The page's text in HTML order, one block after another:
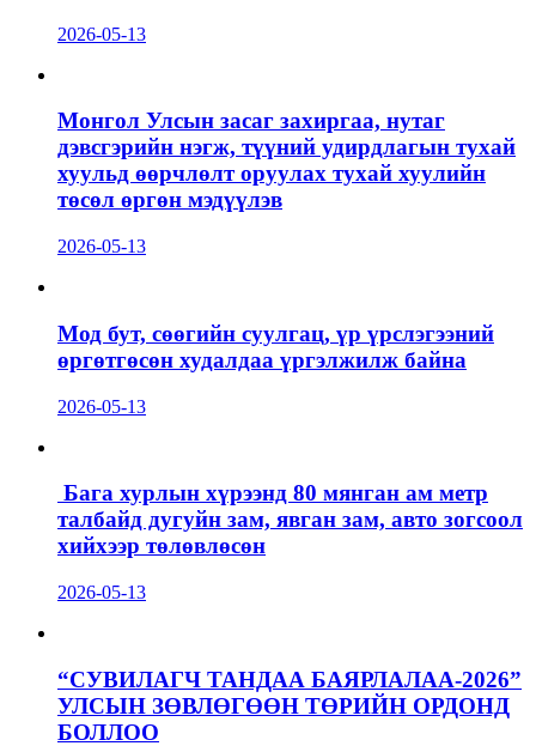
2026-05-13
Монгол Улсын засаг захиргаа, нутаг
дэвсгэрийн нэгж, түүний удирдлагын тухай
хуульд өөрчлөлт оруулах тухай хуулийн
төсөл өргөн мэдүүлэв
2026-05-13
Мод бут, сөөгийн суулгац, үр үрслэгээний
өргөтгөсөн худалдаа үргэлжилж байна
2026-05-13
Бага хурлын хүрээнд 80 мянган ам метр
талбайд дугуйн зам, явган зам, авто зогсоол
хийхээр төлөвлөсөн
2026-05-13
“СУВИЛАГЧ ТАНДАА БАЯРЛАЛАА-2026”
УЛСЫН ЗӨВЛӨГӨӨН ТӨРИЙН ОРДОНД
БОЛЛОО